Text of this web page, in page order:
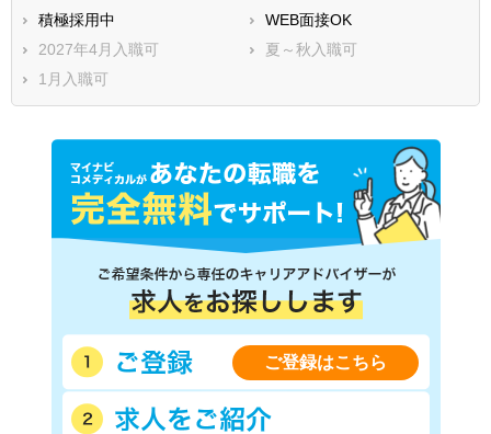
積極採用中
WEB面接OK
2027年4月入職可
夏～秋入職可
1月入職可
ご登録はこちら